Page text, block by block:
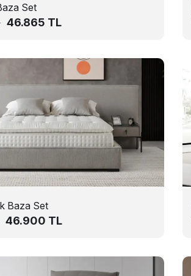
Set
46.865 TL
Baza Set
46.900 TL